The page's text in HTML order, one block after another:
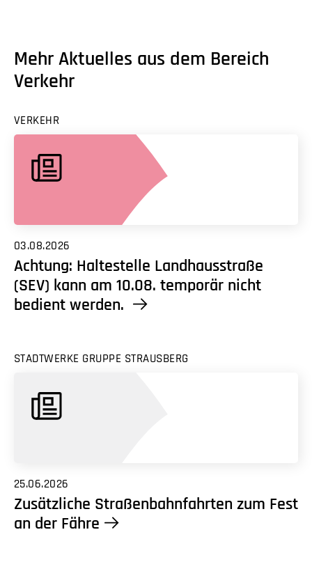
Mehr Aktuelles aus dem Bereich
Verkehr
VERKEHR
03.08.2026
Achtung: Haltestelle Landhausstraße
(SEV) kann am 10.08. temporär nicht
bedient werden.
STADTWERKE GRUPPE STRAUSBERG
25.06.2026
Zusätzliche Straßenbahnfahrten zum Fest
an der Fähre